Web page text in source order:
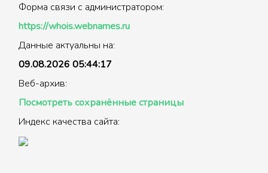
Форма связи с администратором:
https://whois.webnames.ru
Данные актуальны на:
09.08.2026 05:44:17
Веб-архив:
Посмотреть сохранённые страницы
Индекс качества сайта: